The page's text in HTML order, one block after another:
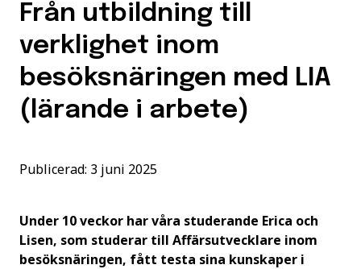
Från utbildning till
verklighet inom
besöksnäringen med LIA
(lärande i arbete)
Publicerad: 3 juni 2025
Under 10 veckor har våra studerande Erica och
Lisen, som studerar till Affärsutvecklare inom
besöksnäringen, fått testa sina kunskaper i